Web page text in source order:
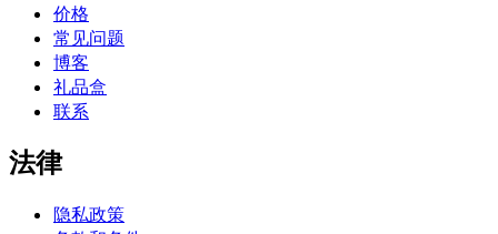
价格
常见问题
博客
礼品盒
联系
法律
隐私政策